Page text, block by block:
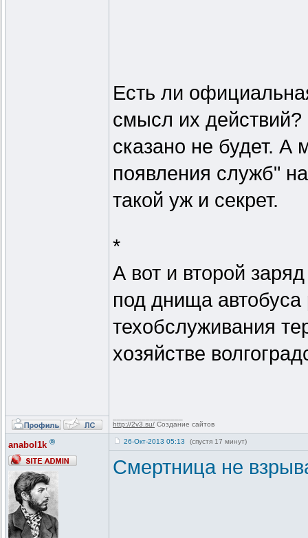
Есть ли
смысл их
сказано не будет. А
появления служб"
такой уж и секрет.
*
А вот и второй
под днища
техобслуживания
хозяйстве
http://2v3.su/ Создание сайтов
anabol1k ® 26-Окт-2013 05:13 (спустя 17 минут)
Смертница не